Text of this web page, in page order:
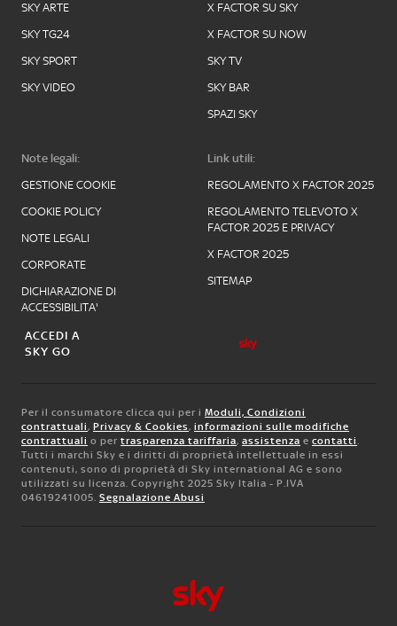
SKY ARTE
SKY TG24
SKY SPORT
SKY VIDEO
X FACTOR SU SKY
X FACTOR SU NOW
SKY TV
SKY BAR
SPAZI SKY
Note legali:
GESTIONE COOKIE
COOKIE POLICY
NOTE LEGALI
CORPORATE
DICHIARAZIONE DI
ACCESSIBILITA'
Link utili:
REGOLAMENTO X FACTOR 2025
REGOLAMENTO TELEVOTO X
FACTOR 2025 E PRIVACY
X FACTOR 2025
SITEMAP
ACCEDI A
SKY GO
Per il consumatore clicca qui per i Moduli, Condizioni
contrattuali, Privacy & Cookies, informazioni sulle modifiche
contrattuali o per trasparenza tariffaria, assistenza e contatti.
Tutti i marchi Sky e i diritti di proprietà intellettuale in essi
contenuti, sono di proprietà di Sky international AG e sono
utilizzati su licenza. Copyright 2025 Sky Italia - P.IVA
04619241005. Segnalazione Abusi